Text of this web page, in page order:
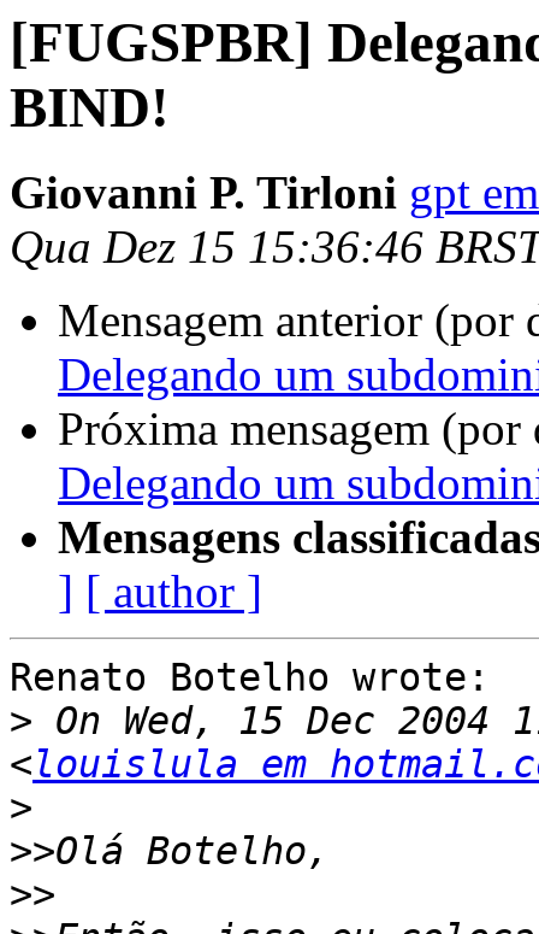
[FUGSPBR]
BIND!
Giovanni P. Tirloni gpt
Qua Dez 15 15:36:46
Mensagem anterior (por
Delegando um
Próxima mensagem
Delegando um
Mensagens
] [ author ]
Renato Botelho wrote:
> On Wed, 15 Dec
<louislula em
>
>>
>>